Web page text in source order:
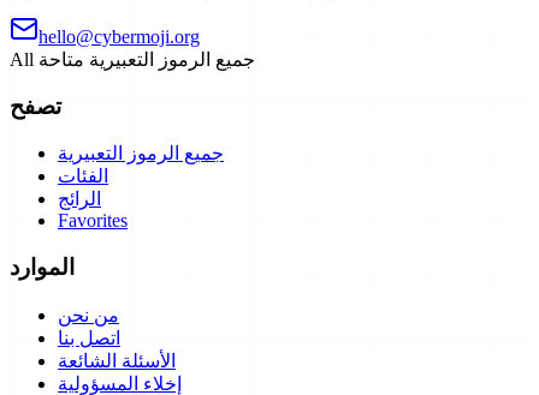
hello@cybermoji.org
All جميع الرموز التعبيرية متاحة
تصفح
جميع الرموز التعبيرية
الفئات
الرائج
Favorites
الموارد
من نحن
اتصل بنا
الأسئلة الشائعة
إخلاء المسؤولية